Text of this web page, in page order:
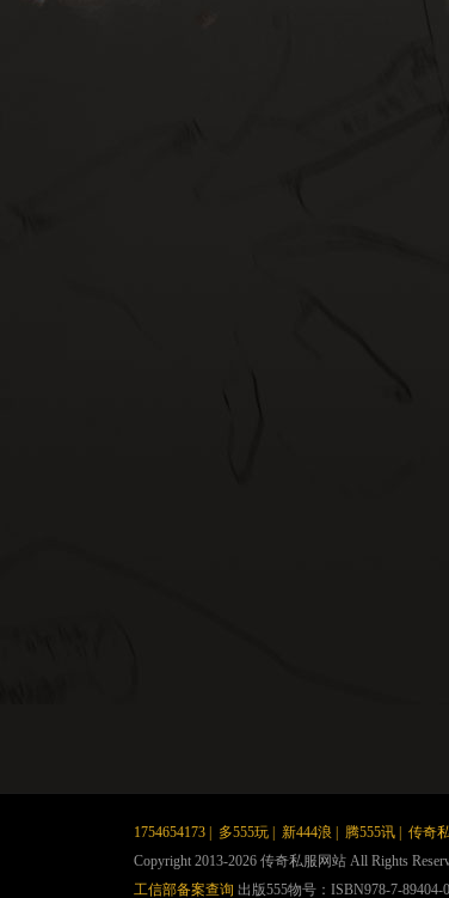
1754654173 多555玩 新444浪 腾555讯 传奇
Copyright 2013-2026 传奇私服网站 All Rights
工信部备案查询 出版555物号：ISBN978-7-89404-